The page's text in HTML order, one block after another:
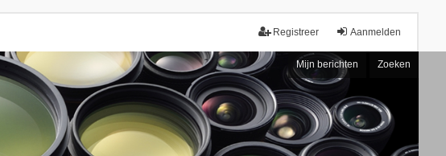
Aanmelden
Registreer
Mijn berichten Zoeken